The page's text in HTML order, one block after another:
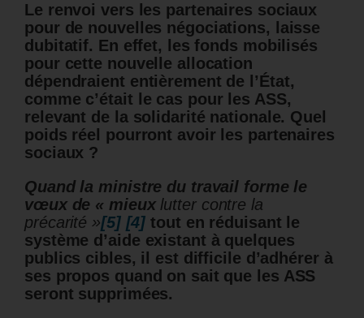
Le renvoi vers les partenaires sociaux
pour de nouvelles négociations, laisse
dubitatif. En effet, les fonds mobilisés
pour cette nouvelle allocation
dépendraient entièrement de l’État,
comme c’était le cas pour les ASS,
relevant de la solidarité nationale. Quel
poids réel pourront avoir les partenaires
sociaux ?
Quand la ministre du travail forme le
vœux de « mieux lutter contre la
précarité »[5] [4] tout en réduisant le
système d’aide existant à quelques
publics cibles, il est difficile d’adhérer à
ses propos quand on sait que les ASS
seront supprimées.